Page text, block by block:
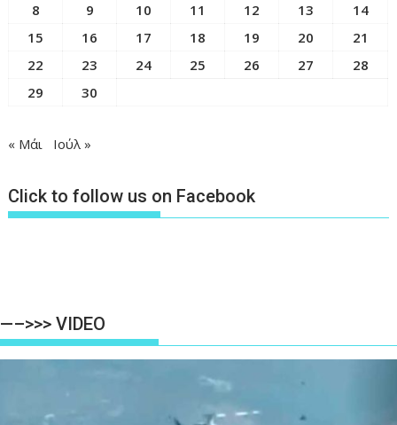
8
9 10 11 12 13
14
15
16 17 18 19 20
21
22
23 24 25 26 27
28
29
30
« Μάι Ιούλ »
Click to follow us on Facebook
—–>>> VIDEO